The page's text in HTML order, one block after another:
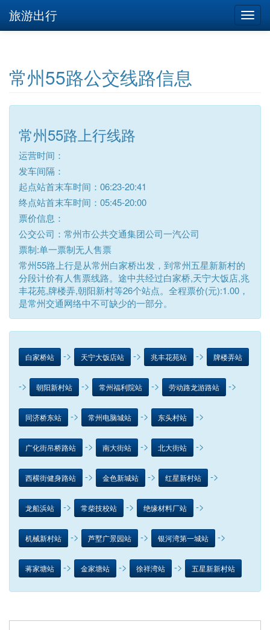
旅游出行
常州55路公交线路信息
常州55路上行线路
运营时间：
发车间隔：
起点站首末车时间：06:23-20:41
终点站首末车时间：05:45-20:00
票价信息：
公交公司：常州市公共交通集团公司一汽公司
票制:单一票制无人售票
常州55路上行是从常州白家桥出发，到常州五星新新村的
分段计价有人售票线路。途中共经过白家桥,天宁大饭店,兆
丰花苑,牌楼弄,朝阳新村等26个站点。全程票价(元):1.00，
是常州交通网络中不可缺少的一部分。
白家桥站 -> 天宁大饭店站 -> 兆丰花苑站 -> 牌楼弄站
-> 朝阳新村站 -> 常州福利院站 -> 劳动路龙游路站 ->
同济桥东站 -> 常州电脑城站 -> 东头村站 ->
广化街吊桥路站 -> 南大街站 -> 北大街站 ->
西横街健身路站 -> 金色新城站 -> 红星新村站 ->
龙船浜站 -> 常柴技校站 -> 绝缘材料厂站 ->
机械新村站 -> 芦墅广景园站 -> 银河湾第一城站 ->
蒋家塘站 -> 金家塘站 -> 徐祥湾站 -> 五星新新村站